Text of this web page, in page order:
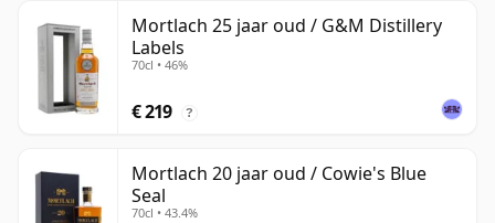
Mortlach 25 jaar oud / G&M Distillery
Labels
70cl • 46%
€ 219 ?
Mortlach 20 jaar oud / Cowie's Blue
Seal
70cl • 43.4%